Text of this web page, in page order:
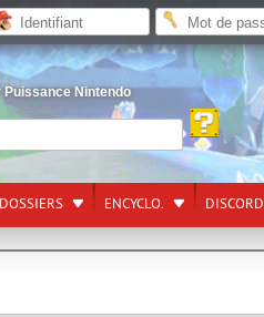
Nintendo
ENCYCLO. DISCORD